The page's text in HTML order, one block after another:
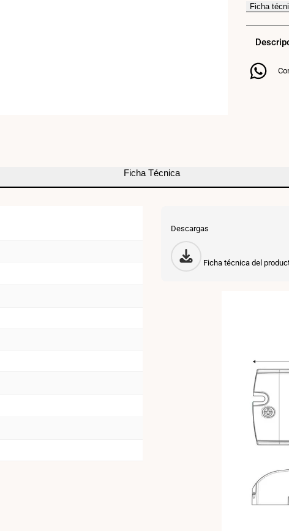
de
regulable
Triac
GLP
Ficha
Ficha Técnica
Descargas
Ficha técnica del